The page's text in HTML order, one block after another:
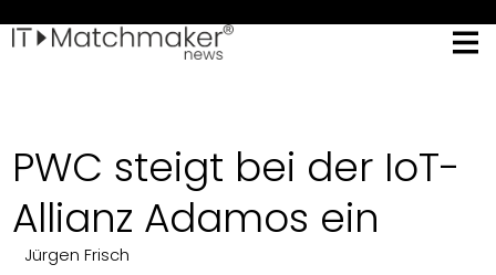
PWC steigt bei der IoT-
Allianz Adamos ein
Jürgen Frisch